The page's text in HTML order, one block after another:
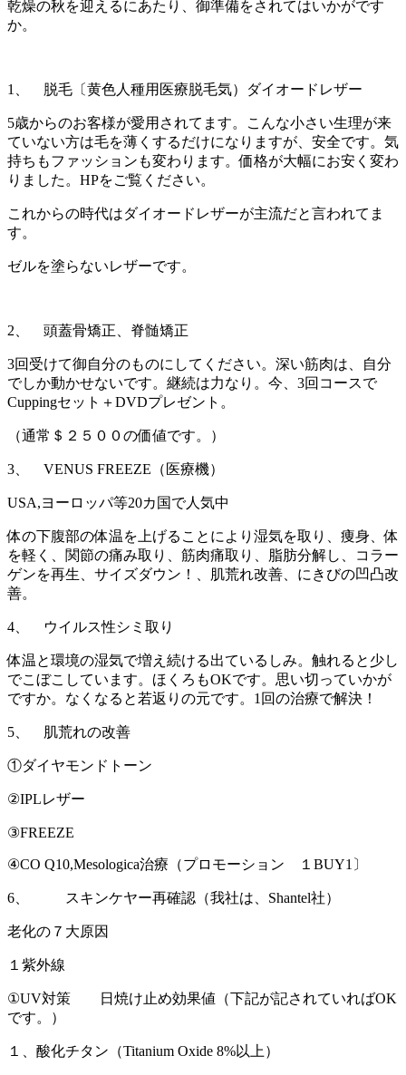
乾燥の秋を迎えるにあたり、御準備をされてはいかがです
か。
1、 脱毛〔黄色人種用医療脱毛気）ダイオードレザー
5歳からのお客様が愛用されてます。こんな小さい生理が来
ていない方は毛を薄くするだけになりますが、安全です。気
持ちもファッションも変わります。価格が大幅にお安く変わ
りました。HPをご覧ください。
これからの時代はダイオードレザーが主流だと言われてま
す。
ゼルを塗らないレザーです。
2、 頭蓋骨矯正、脊髄矯正
3回受けて御自分のものにしてください。深い筋肉は、自分
でしか動かせないです。継続は力なり。今、3回コースで
Cuppingセット＋DVDプレゼント。
（通常＄２５００の価値です。）
3、 VENUS FREEZE（医療機）
USA,ヨーロッパ等20カ国で人気中
体の下腹部の体温を上げることにより湿気を取り、痩身、体
を軽く、関節の痛み取り、筋肉痛取り、脂肪分解し、コラー
ゲンを再生、サイズダウン！、肌荒れ改善、にきびの凹凸改
善。
4、 ウイルス性シミ取り
体温と環境の湿気で増え続ける出ているしみ。触れると少し
でこぼこしています。ほくろもOKです。思い切っていかが
ですか。なくなると若返りの元です。1回の治療で解決！
5、 肌荒れの改善
①ダイヤモンドトーン
②IPLレザー
③FREEZE
④CO Q10,Mesologica治療（プロモーション １BUY1〕
6、 スキンケヤー再確認（我社は、Shantel社）
老化の７大原因
１紫外線
①UV対策 日焼け止め効果値（下記が記されていればOK
です。）
１、酸化チタン（Titanium Oxide 8%以上）